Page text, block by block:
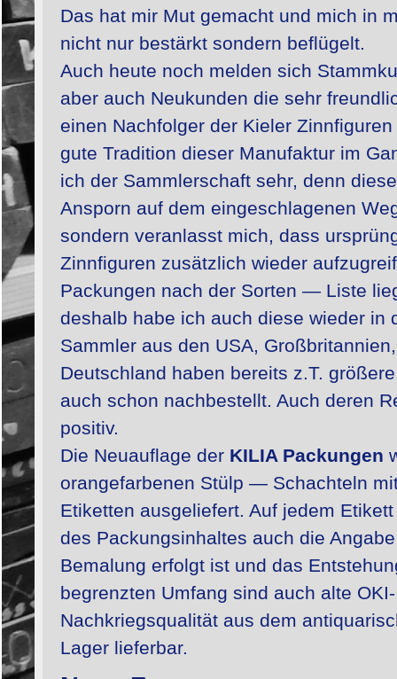
Das hat mir Mut gemacht und mich in
nicht nur bestärkt sondern beflügelt.
Auch heute noch melden sich
aber auch Neukunden die sehr
einen Nachfolger der Kieler
gute Tradition dieser Manufaktur im
ich der Sammlerschaft sehr, denn
Ansporn auf dem eingeschlagenen
sondern veranlasst mich, dass
Zinnfiguren zusätzlich wieder
Packungen nach der Sorten — Liste
deshalb habe ich auch diese wieder in
Sammler aus den USA,
Deutschland haben bereits z.T.
auch schon nachbestellt. Auch deren
positiv.
Die Neuauflage der KILIA Packungen
orangefarbenen Stülp — Schachteln
Etiketten ausgeliefert. Auf jedem
des Packungsinhaltes auch die
Bemalung erfolgt ist und das
begrenzten Umfang sind auch alte
Nachkriegsqualität aus dem
Lager lieferbar.